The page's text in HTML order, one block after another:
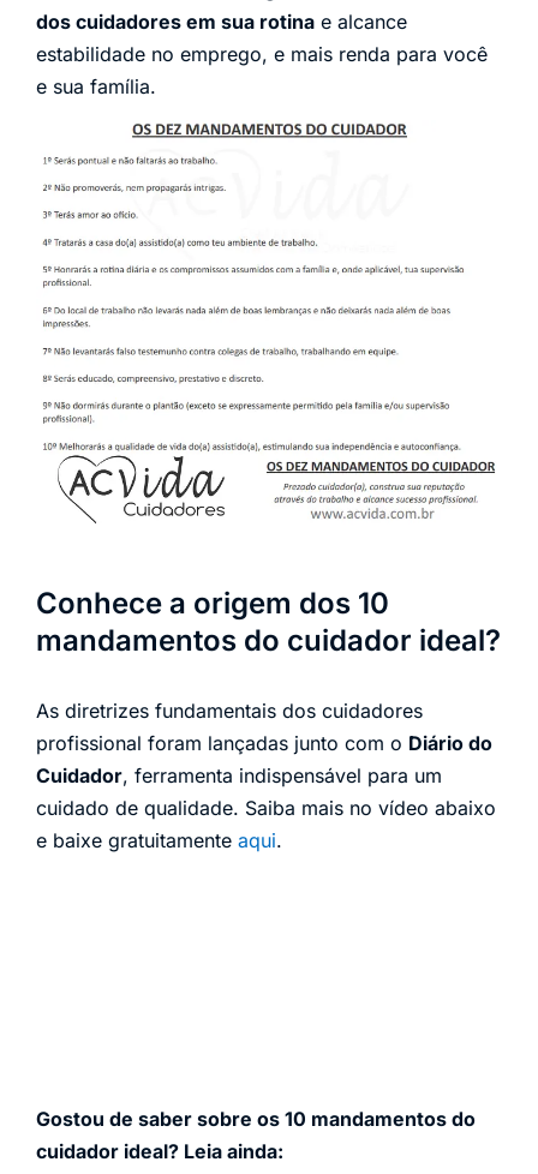
dos cuidadores em sua rotina e alcance
estabilidade no emprego, e mais renda para você
e sua família.
Conhece a origem dos 10
mandamentos do cuidador ideal?
As diretrizes fundamentais dos cuidadores
profissional foram lançadas junto com o Diário do
Cuidador, ferramenta indispensável para um
cuidado de qualidade. Saiba mais no vídeo abaixo
e baixe gratuitamente aqui.
Gostou de saber sobre os 10 mandamentos do
cuidador ideal? Leia ainda: